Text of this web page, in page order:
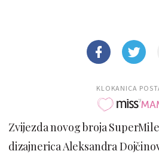
KLOKANICA
Zvijezda novog broja
dizajnerica Aleksandra